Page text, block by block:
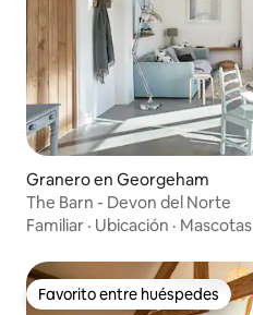
Granero en Georgeham
The Barn - Devon del Norte
Familiar · Ubicación · Mascotas
Favorito entre huéspedes
Favorito entre huéspedes